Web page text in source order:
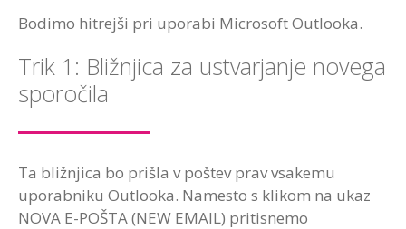
Bodimo hitrejši pri uporabi Microsoft Outlooka.
Trik 1: Bližnjica za ustvarjanje novega
sporočila
Ta bližnjica bo prišla v poštev prav vsakemu
uporabniku Outlooka. Namesto s klikom na ukaz
NOVA E-POŠTA (NEW EMAIL) pritisnemo